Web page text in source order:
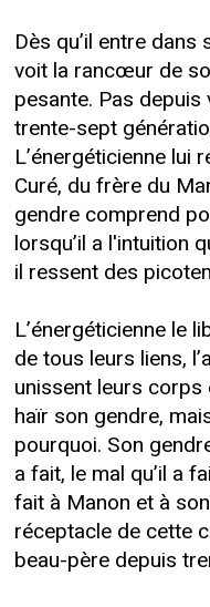
Dès qu’il entre dans
voit la rancœur de
pesante. Pas
trente-sept
L’énergéticienne lui
Curé, du frère du
gendre comprend
lorsqu’il a l'intuition
il ressent des
L’énergéticienne le
de tous leurs liens,
unissent leurs corps
haïr son gendre,
pourquoi. Son
a fait, le mal qu’il a
fait à Manon et à
réceptacle de cette
beau-père depuis